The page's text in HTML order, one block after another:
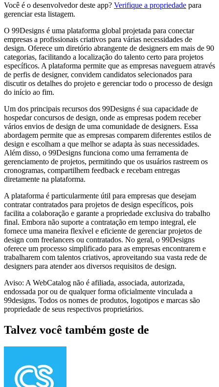
Você é o desenvolvedor deste app? Verifique a propriedade para
gerenciar esta listagem.
O 99Designs é uma plataforma global projetada para conectar
empresas a profissionais criativos para várias necessidades de
design. Oferece um diretório abrangente de designers em mais de 90
categorias, facilitando a localização do talento certo para projetos
específicos. A plataforma permite que as empresas naveguem através
de perfis de designer, convidem candidatos selecionados para
discutir os detalhes do projeto e gerenciar todo o processo de design
do início ao fim.
Um dos principais recursos dos 99Designs é sua capacidade de
hospedar concursos de design, onde as empresas podem receber
vários envios de design de uma comunidade de designers. Essa
abordagem permite que as empresas comparem diferentes estilos de
design e escolham a que melhor se adapta às suas necessidades.
Além disso, o 99Designs funciona como uma ferramenta de
gerenciamento de projetos, permitindo que os usuários rastreem os
cronogramas, compartilhem feedback e recebam entregas
diretamente na plataforma.
A plataforma é particularmente útil para empresas que desejam
contratar contratados para projetos de design específicos, pois
facilita a colaboração e garante a propriedade exclusiva do trabalho
final. Embora não suporte a contratação em tempo integral, ele
fornece uma maneira flexível e eficiente de gerenciar projetos de
design com freelancers ou contratados. No geral, o 99Designs
oferece um processo simplificado para as empresas encontrarem e
trabalharem com talentos criativos, aproveitando sua vasta rede de
designers para atender aos diversos requisitos de design.
Aviso: A WebCatalog não é afiliada, associada, autorizada,
endossada por ou de qualquer forma oficialmente vinculada a
99designs. Todos os nomes de produtos, logotipos e marcas são
propriedade de seus respectivos proprietários.
Talvez você também goste de